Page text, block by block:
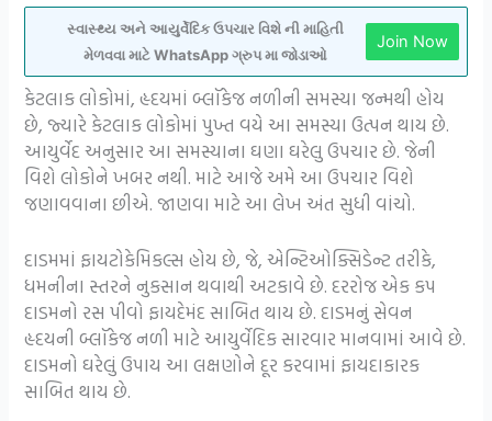
સ્વાસ્થ્ય અને આયુર્વેદિક ઉપચાર વિશે ની માહિતી
મેળવવા માટે WhatsApp ગ્રુપ મા જોડાઓ
Join Now
કેટલાક લોકોમાં, હૃદયમાં બ્લૉકેજ નળીની સમસ્યા જન્મથી હોય
છે, જ્યારે કેટલાક લોકોમાં પુખ્ત વયે આ સમસ્યા ઉત્પન થાય છે.
આયુર્વેદ અનુસાર આ સમસ્યાના ઘણા ઘરેલુ ઉપચાર છે. જેની
વિશે લોકોને ખબર નથી. માટે આજે અમે આ ઉપચાર વિશે
જણાવવાના છીએ. જાણવા માટે આ લેખ અંત સુધી વાંચો.
દાડમમાં ફાયટોકેમિકલ્સ હોય છે, જે, એન્ટિઓક્સિડેન્ટ તરીકે,
ધમનીના સ્તરને નુકસાન થવાથી અટકાવે છે. દરરોજ એક કપ
દાડમનો રસ પીવો ફાયદેમંદ સાબિત થાય છે. દાડમનું સેવન
હૃદયની બ્લૉકેજ નળી માટે આયુર્વેદિક સારવાર માનવામાં આવે છે.
દાડમનો ઘરેલું ઉપાય આ લક્ષણોને દૂર કરવામાં ફાયદાકારક
સાબિત થાય છે.